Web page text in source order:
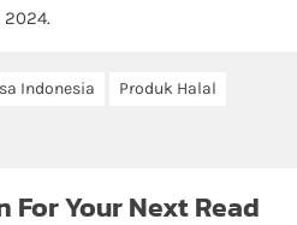
2024.
Indonesia
Produk Halal
Your Next Read